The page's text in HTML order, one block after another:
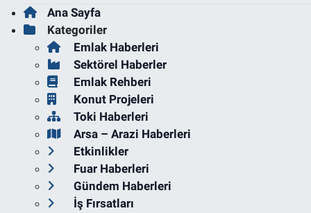
Ana Sayfa
Kategoriler
Emlak Haberleri
Sektörel Haberler
Emlak Rehberi
Konut Projeleri
Toki Haberleri
Arsa – Arazi Haberleri
Etkinlikler
Fuar Haberleri
Gündem Haberleri
İş Fırsatları